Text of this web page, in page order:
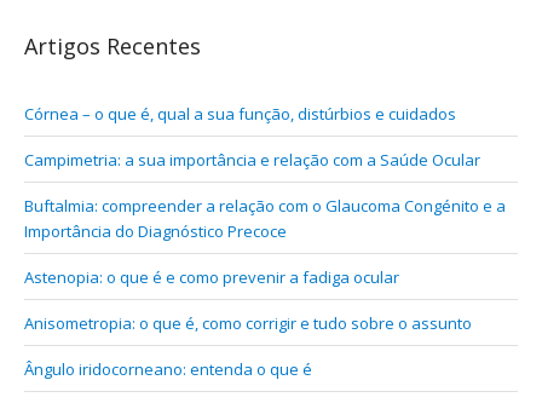
Artigos Recentes
Córnea – o que é, qual a sua função, distúrbios e cuidados
Campimetria: a sua importância e relação com a Saúde Ocular
Buftalmia: compreender a relação com o Glaucoma Congénito e a
Importância do Diagnóstico Precoce
Astenopia: o que é e como prevenir a fadiga ocular
Anisometropia: o que é, como corrigir e tudo sobre o assunto
Ângulo iridocorneano: entenda o que é